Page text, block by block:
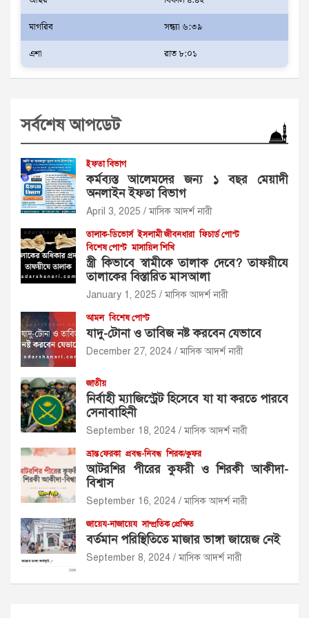
মাগরিব
সন্ধ্যা ৬:৩৯
এশা
রাত ৮:০১
সর্বশেষ আপডেট
ইফতা বিভাগ
কর্মব্যস্ত আলেমদের জন্য ১ বছর মেয়াদী
অনলাইন ইফতা বিভাগ
April 3, 2025 মাসিক আদর্শ নারী
তালাক-ডিভোর্স ইসলামী জীবনধারা ফিচার্ড পোস্ট
বিশেষ পোস্ট মাসায়িল শিখি
স্ত্রী কিভাবে স্বামীকে তালাক দেবে? তাফয়ীযে
তালাকের বিস্তারিত মাসআলা
January 1, 2025 মাসিক আদর্শ নারী
আমল বিশেষ পোস্ট
যাদু-টোনা ও তাবিজ নষ্ট করবেন যেভাবে
December 27, 2024 মাসিক আদর্শ নারী
জাতীয়
নির্বাহী ম্যাজিস্ট্রেট হিসেবে যা যা করতে পারবে
সেনাবাহিনী
September 18, 2024 মাসিক আদর্শ নারী
ভ্রান্ত ফেরকা প্রবন্ধ-নিবন্ধ শিরক/কুফর
আটরশির পীরের কুফরী ও শিরকী আকীদা-
বিশ্বাস
September 16, 2024 মাসিক আদর্শ নারী
জায়েয-নাজায়েয সাম্প্রতিক প্রেক্ষিত
বর্তমান পরিস্থিতিতে মাজার ভাঙ্গা জায়েজ নেই
September 8, 2024 মাসিক আদর্শ নারী